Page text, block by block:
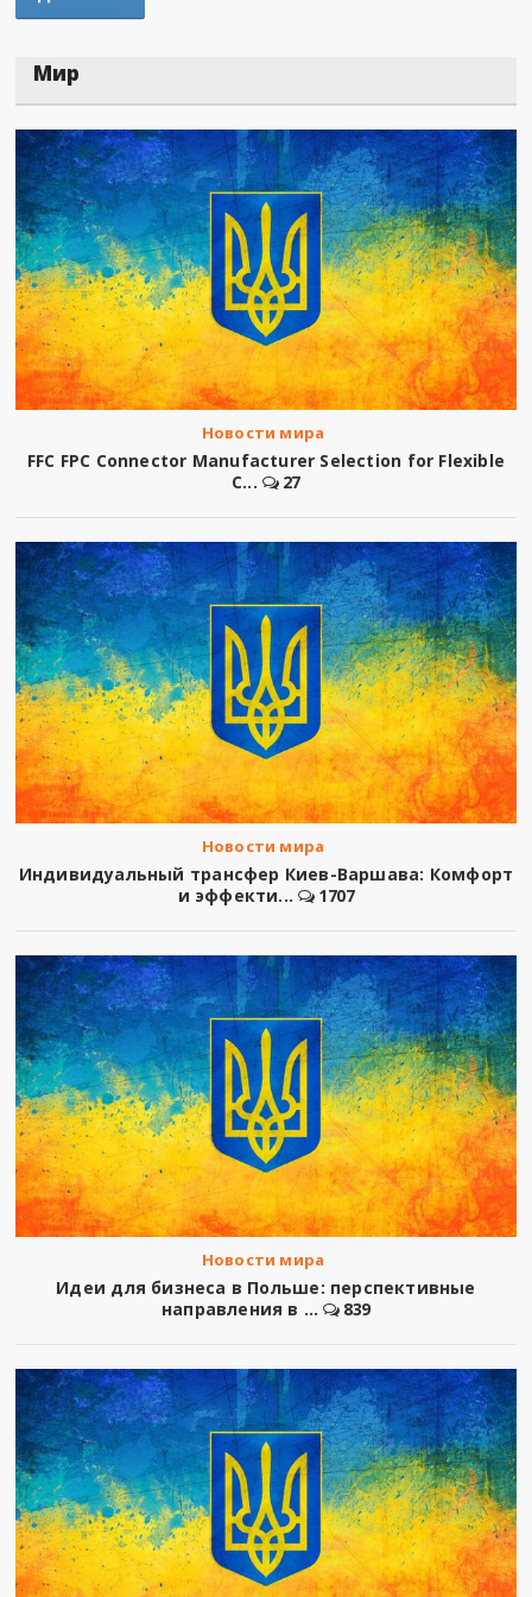
Мир
Новости мира
FFC FPC Connector Manufacturer Selection for Flexible
C...
27
Новости мира
Индивидуальный трансфер Киев-Варшава: Комфорт
и эффекти...
1707
Новости мира
Идеи для бизнеса в Польше: перспективные
направления в ...
839